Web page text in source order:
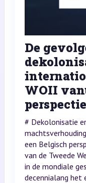
De
WOII
# Dekolonisatie
een Belgisch
van de Tweede
in de mondiale
decennialang het